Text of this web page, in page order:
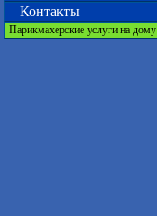
Контакты
Парикмахерские услуги на дому